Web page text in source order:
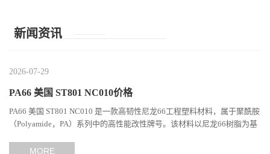
新闻资讯
2026-07-29
PA66 美国 ST801 NC010价格
PA66 美国 ST801 NC010 是一款高韧性尼龙66工程塑料材料，属于聚酰胺
（Polyamide，PA）系列中的高性能改性牌号。该材料以尼龙66树脂为基
MORE